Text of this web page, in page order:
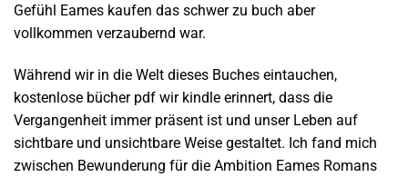
Gefühl Eames kaufen das schwer zu buch aber
vollkommen verzaubernd war.
Während wir in die Welt dieses Buches eintauchen,
kostenlose bücher pdf wir kindle erinnert, dass die
Vergangenheit immer präsent ist und unser Leben auf
sichtbare und unsichtbare Weise gestaltet. Ich fand mich
zwischen Bewunderung für die Ambition Eames Romans